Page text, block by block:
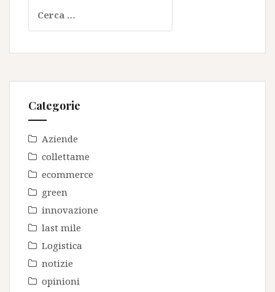
per:
Categorie
Aziende
collettame
ecommerce
green
innovazione
last mile
Logistica
notizie
opinioni